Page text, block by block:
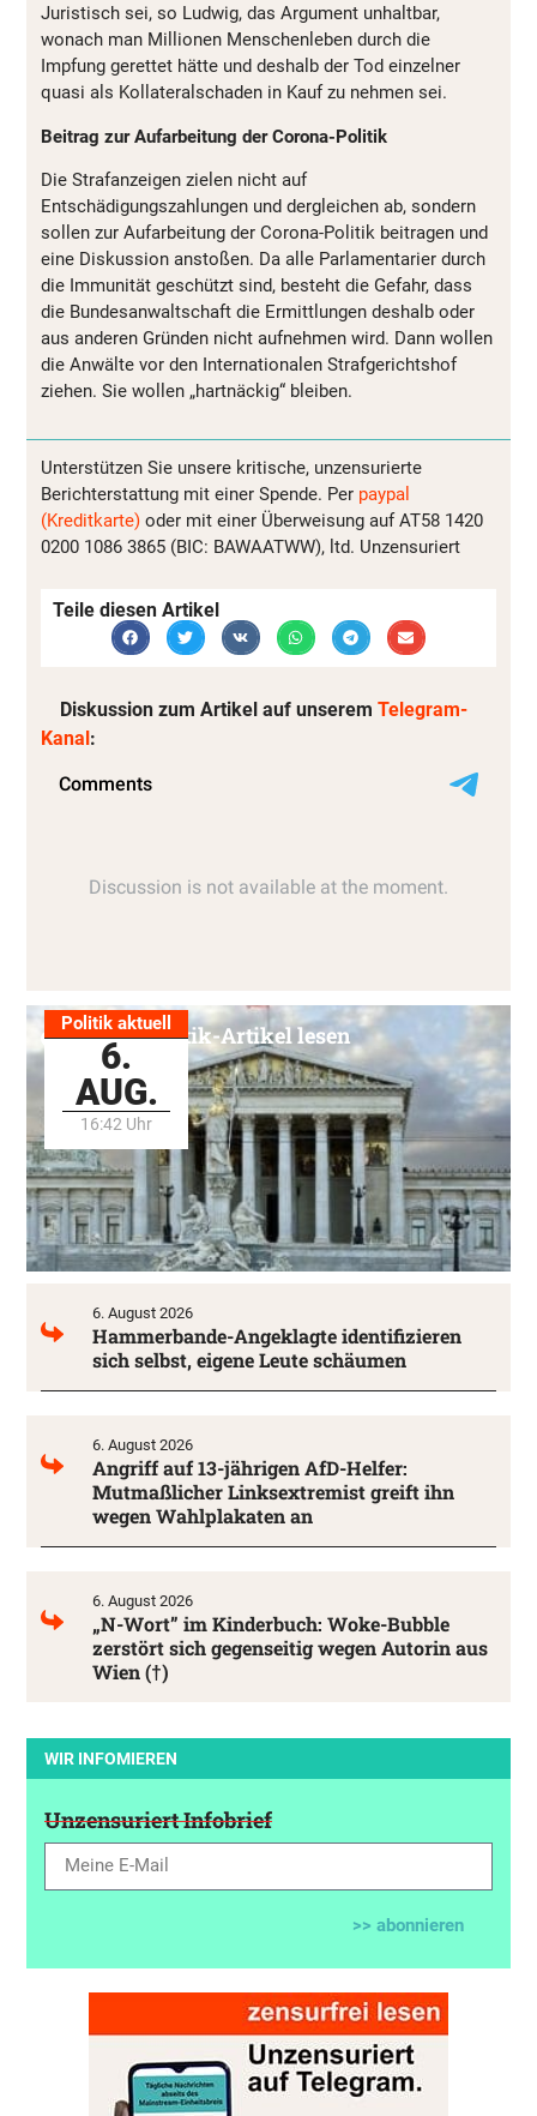
Juristisch sei, so Ludwig, das Argument unhaltbar,
wonach man Millionen Menschenleben durch die
Impfung gerettet hätte und deshalb der Tod einzelner
quasi als Kollateralschaden in Kauf zu nehmen sei.
Beitrag zur Aufarbeitung der Corona-Politik
Die Strafanzeigen zielen nicht auf
Entschädigungszahlungen und dergleichen ab, sondern
sollen zur Aufarbeitung der Corona-Politik beitragen und
eine Diskussion anstoßen. Da alle Parlamentarier durch
die Immunität geschützt sind, besteht die Gefahr, dass
die Bundesanwaltschaft die Ermittlungen deshalb oder
aus anderen Gründen nicht aufnehmen wird. Dann wollen
die Anwälte vor den Internationalen Strafgerichtshof
ziehen. Sie wollen „hartnäckig“ bleiben.
Unterstützen Sie unsere kritische, unzensurierte
Berichterstattung mit einer Spende. Per paypal
(Kreditkarte) oder mit einer Überweisung auf AT58 1420
0200 1086 3865 (BIC: BAWAATWW), ltd. Unzensuriert
Teile diesen Artikel
Diskussion zum Artikel auf unserem Telegram-
Kanal:
Politik aktuell
6.
AUG.
16:42 Uhr
Alle Politik-Artikel lesen
6. August 2026
Hammerbande-Angeklagte identifizieren
sich selbst, eigene Leute schäumen
6. August 2026
Angriff auf 13-jährigen AfD-Helfer:
Mutmaßlicher Linksextremist greift ihn
wegen Wahlplakaten an
6. August 2026
„N-Wort” im Kinderbuch: Woke-Bubble
zerstört sich gegenseitig wegen Autorin aus
Wien (†)
WIR INFOMIEREN
Unzensuriert Infobrief
>> abonnieren